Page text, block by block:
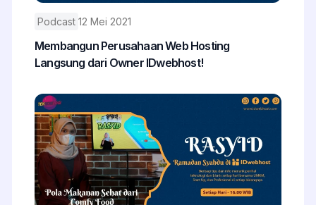
Podcast 12 Mei 2021
Membangun Perusahaan Web Hosting
Langsung dari Owner IDwebhost!